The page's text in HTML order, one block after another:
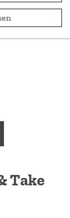
Take